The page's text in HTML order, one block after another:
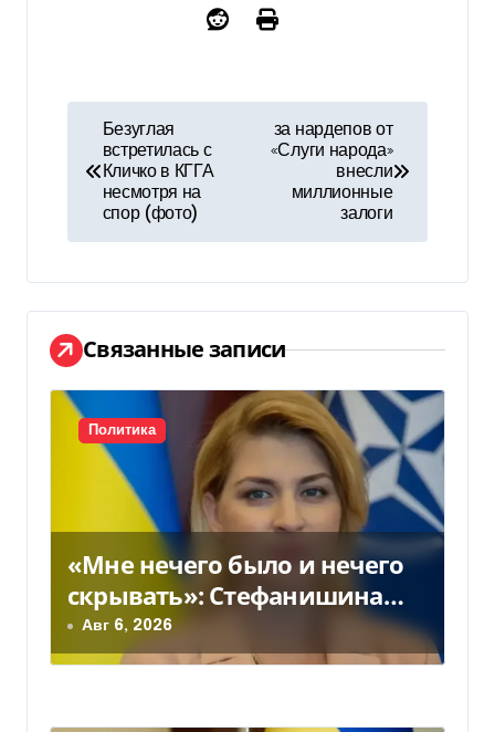
г
а
ц
и
п
о
з
а
Безуглая
встретилась с
Кличко в КГГА
несмотря на
спор (фото)
за нардепов от
«Слуги народа»
внесли
миллионные
залоги
Связанные записи
Политика
«Мне нечего было и нечего
скрывать»: Стефанишина
прокомментировала новое
подозрение
Авг 6, 2026